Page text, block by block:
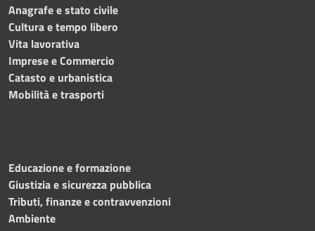
Anagrafe e stato civile
Cultura e tempo libero
Vita lavorativa
Imprese e Commercio
Catasto e urbanistica
Mobilità e trasporti
Educazione e formazione
Giustizia e sicurezza pubblica
Tributi, finanze e contravvenzioni
Ambiente